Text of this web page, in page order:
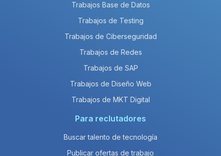
Trabajos Base de Datos
Trabajos de Testing
Trabajos de Ciberseguridad
Trabajos de Redes
Trabajos de SAP
Trabajos de Diseño Web
Trabajos de MKT Digital
Para reclutadores
Buscar talento de tecnología
Publicar ofertas de trabajo